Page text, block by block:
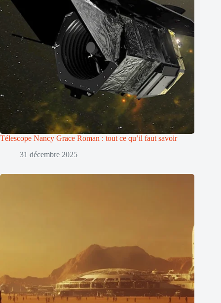
Télescope Nancy Grace Roman : tout ce qu’il faut savoir
31 décembre 2025